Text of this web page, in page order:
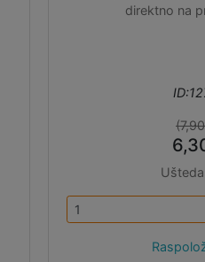
direktno na